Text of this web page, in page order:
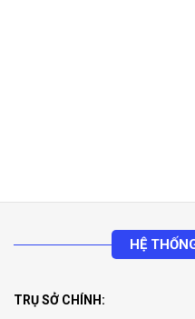
HỆ
TRỤ SỞ CHÍNH: